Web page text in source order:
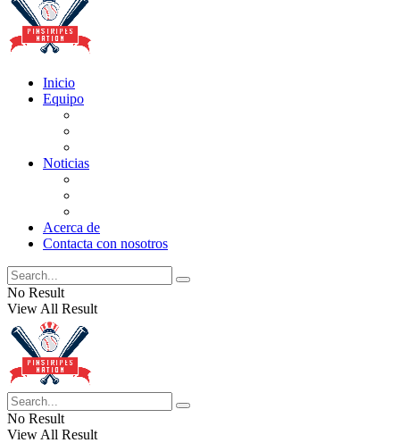
Inicio
Equipo
Noticias
Acerca de
Contacta con nosotros
No Result
View All Result
No Result
View All Result